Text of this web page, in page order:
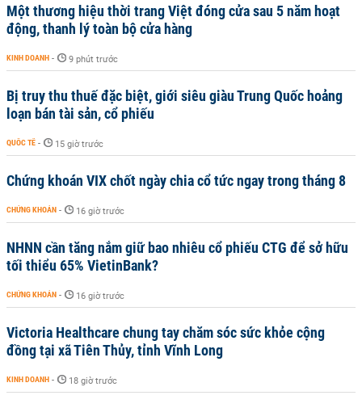
Một thương hiệu thời trang Việt đóng cửa sau 5 năm hoạt
động, thanh lý toàn bộ cửa hàng
KINH DOANH - 9 phút trước
Bị truy thu thuế đặc biệt, giới siêu giàu Trung Quốc hoảng
loạn bán tài sản, cổ phiếu
QUỐC TẾ - 15 giờ trước
Chứng khoán VIX chốt ngày chia cổ tức ngay trong tháng 8
CHỨNG KHOÁN - 16 giờ trước
NHNN cần tăng nắm giữ bao nhiêu cổ phiếu CTG để sở hữu
tối thiểu 65% VietinBank?
CHỨNG KHOÁN - 16 giờ trước
Victoria Healthcare chung tay chăm sóc sức khỏe cộng
đồng tại xã Tiên Thủy, tỉnh Vĩnh Long
KINH DOANH - 18 giờ trước